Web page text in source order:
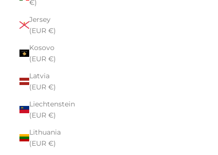
€)
Jersey
(EUR €)
Kosovo
(EUR €)
Latvia
(EUR €)
Liechtenstein
(EUR €)
Lithuania
(EUR €)